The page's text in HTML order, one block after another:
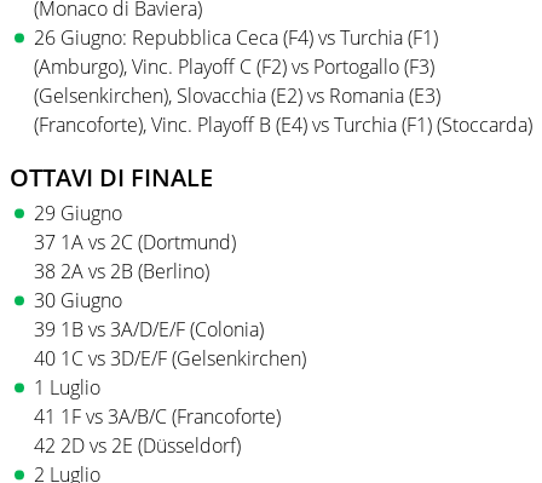
(Monaco di Baviera)
26 Giugno: Repubblica Ceca (F4) vs Turchia (F1)
(Amburgo), Vinc. Playoff C (F2) vs Portogallo (F3)
(Gelsenkirchen), Slovacchia (E2) vs Romania (E3)
(Francoforte), Vinc. Playoff B (E4) vs Turchia (F1) (Stoccarda)
OTTAVI DI FINALE
29 Giugno
37 1A vs 2C (Dortmund)
38 2A vs 2B (Berlino)
30 Giugno
39 1B vs 3A/D/E/F (Colonia)
40 1C vs 3D/E/F (Gelsenkirchen)
1 Luglio
41 1F vs 3A/B/C (Francoforte)
42 2D vs 2E (Düsseldorf)
2 Luglio